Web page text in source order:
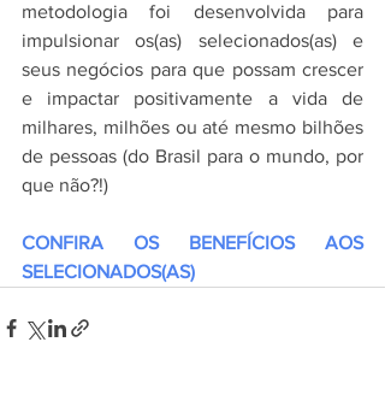
metodologia foi desenvolvida para
impulsionar os(as) selecionados(as) e
seus negócios para que possam crescer
e impactar positivamente a vida de
milhares, milhões ou até mesmo bilhões
de pessoas (do Brasil para o mundo, por
que não?!)
CONFIRA OS BENEFÍCIOS AOS
SELECIONADOS(AS)